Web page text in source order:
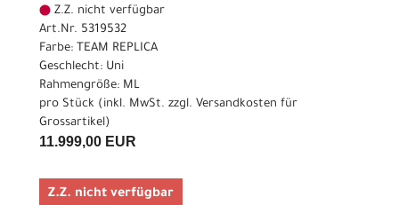
Z.Z. nicht verfügbar
Art.Nr. 5319532
Farbe: TEAM REPLICA
Geschlecht: Uni
Rahmengröße: ML
pro Stück (inkl. MwSt. zzgl. Versandkosten für
Grossartikel)
11.999,00 EUR
Z.Z. nicht verfügbar